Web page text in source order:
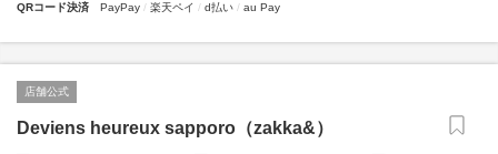
QRコード決済 PayPay 楽天ペイ d払い au Pay
店舗公式
Deviens heureux sapporo（zakka&）